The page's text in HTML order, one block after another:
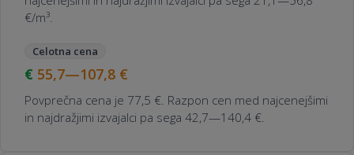
€/m³.
Celotna cena
55,7—107,8 €
Povprečna cena je 77,5 €. Razpon cen med najcenejšimi
in najdražjimi izvajalci pa sega 42,7—140,4 €.